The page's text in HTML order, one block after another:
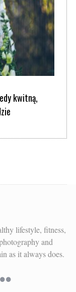
kwitną,
lifestyle, fitness,
and
as it always does.